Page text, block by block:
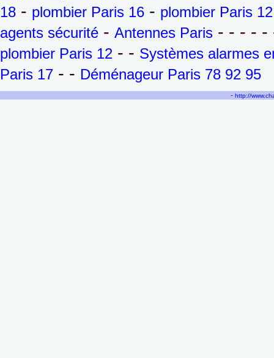
18 - plombier Paris 16 - plombier Paris 12
agents sécurité - Antennes Paris - - - -
plombier Paris 12 - - Systèmes alarmes
Paris 17 - - Déménageur Paris 78 92 95
- http://